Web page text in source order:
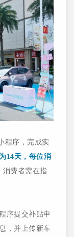
程序，完成实
14天，每位消
消费者需在指
序提交补贴申
，并上传新车